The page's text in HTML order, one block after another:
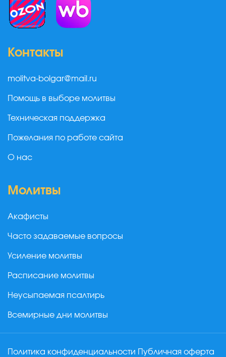
Контакты
molitva-bolgar@mail.ru
Помощь в выборе молитвы
Техническая поддержка
Пожелания по работе сайта
О нас
Молитвы
Акафисты
Часто задаваемые вопросы
Усиление молитвы
Расписание молитвы
Неусыпаемая псалтирь
Всемирные дни молитвы
Политика конфиденциальности Публичная оферта